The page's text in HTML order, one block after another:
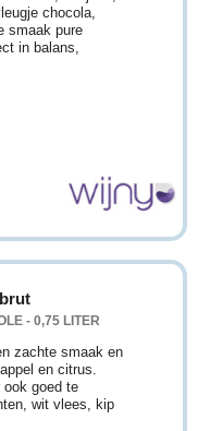
chocola,
smaak pure
in balans,
- 0,75 LITER
zachte smaak en
en citrus.
ook goed te
wit vlees, kip